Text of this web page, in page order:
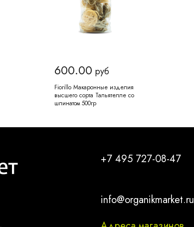
600.00 руб
Fiorillo Макаронные изделия
высшего сорта Тальятелле со
шпинатом 500гр
+7 495 727-08-47
info@organikmarket.ru